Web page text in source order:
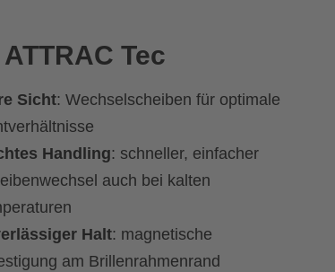
Tec
Sicht: Wechselscheiben für optimale
Handling: schneller, einfacher
auch bei kalten
Halt: magnetische
am Brillenrahmenrand